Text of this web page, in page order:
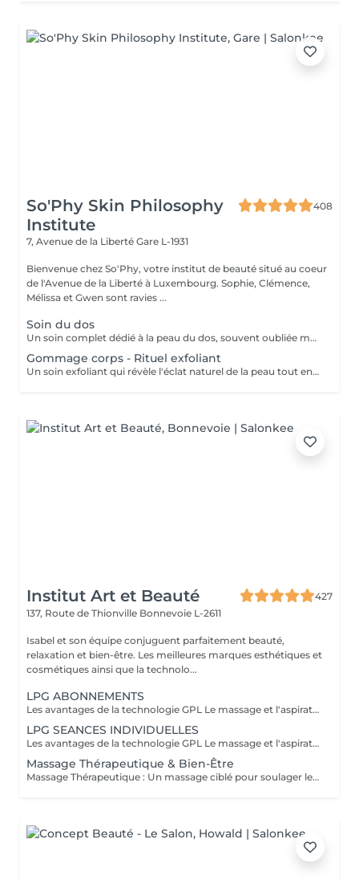
So'Phy Skin Philosophy
Institute
408
7, Avenue de la Liberté Gare L-1931
Bienvenue chez So'Phy, votre institut de beauté situé au coeur
de l'Avenue de la Liberté à Luxembourg. Sophie, Clémence,
Mélissa et Gwen sont ravies ...
Soin du dos
Un soin complet dédié à la peau du dos, souvent oubliée mais pourtant sujette aux tensions et aux imperfections. Ce soin débute par un nettoyage et une exfoliation afin de purifier la peau, affiner le grain de peau et améliorer sa texture. Selon vos besoins et la durée choisie (30 ou 60 minutes), un travail plus ciblé peut être réalisé pour désincruster la peau et rééquilibrer les zones concernées. Le soin se termine par un massage relaxant, permettant de relâcher les tensions accumulées et de procurer une sensation immédiate de bien-être. La peau est plus nette, plus douce et le dos profondément détendu. Un soin idéal pour prendre soin de cette zone souvent négligée tout en s'accordant un moment de détente.
Gommage corps - Rituel exfoliant
Un soin exfoliant qui révèle l'éclat naturel de la peau tout en offrant un véritable moment de détente. Le gommage permet d'éliminer les cellules mortes, d'affiner le grain de peau et de laisser la peau plus douce et lumineuse. Selon vos préférences, vous pouvez choisir entre un gommage au savon noir, pour une exfoliation enveloppante et purifiante, ou un gommage à grains, pour une action plus tonique et efficace. La senteur sélectionnée accompagne l'ensemble du soin et prolonge l'expérience, avec la possibilité d'ajouter une huile de massage pour un moment encore plus enveloppant. La peau est douce, lisse et délicatement parfumée, le corps détendu et l'esprit apaisé. Un soin idéal pour préparer la peau, la sublimer ou simplement s'offrir un moment pour soi.
Institut Art et Beauté
427
137, Route de Thionville Bonnevoie L-2611
Isabel et son équipe conjuguent parfaitement beauté,
relaxation et bien-être. Les meilleures marques esthétiques et
cosmétiques ainsi que la technolo...
LPG ABONNEMENTS
Les avantages de la technologie GPL Le massage et l'aspiration combinés du LPG Cellu M6 Medical offrent des solutions minceur, anti-âge et thérapeutiques 100% naturelles à travers des massages indolores qui réactivent naturellement les mécanismes cellulaires, apportant divers bienfaits adaptés à vos besoins spécifiques. Avantages esthétiques : Réduit la cellulite, la peau d'orange disparaissant progressivement pour redonner à la peau son aspect lisse et ferme. Harmonise la silhouette. Raffermit et améliore l'apparence de la peau. Diminue l'apparence des cicatrices, des greffes et des brûlures. Bienfaits thérapeutiques : Améliore la circulation lymphatique et sanguine. Favorise la récupération postopératoire. Génère un effet relaxant. Réduit les douleurs musculaires. Soulage les jambes lourdes et les chevilles gonflées. Prépare à l'effort physique. Facilite la récupération après l'effort : courbatures, etc. Traite les affections liées au sport : tendinites, blessures musculaires, etc. Procure détente et relaxation musculaire. Praticiens formés : Carla Lisete Marie Francesca Prenez soin de votre corps et de votre beauté dès aujourd'hui : avec la technologie LPG pour préparer votre peau et votre corps aux années à venir
LPG SEANCES INDIVIDUELLES
Les avantages de la technologie GPL Le massage et l'aspiration combinés du LPG Cellu M6 Medical offrent des solutions minceur, anti-âge et thérapeutiques 100% naturelles à travers des massages indolores qui réactivent naturellement les mécanismes cellulaires, apportant divers bienfaits adaptés à vos besoins spécifiques. Avantages esthétiques : Réduit la cellulite, la peau d'orange disparaissant progressivement pour redonner à la peau son aspect lisse et ferme. Harmonise la silhouette. Raffermit et améliore l'apparence de la peau. Diminue l'apparence des cicatrices, des greffes et des brûlures. Bienfaits thérapeutiques : Améliore la circulation lymphatique et sanguine. Favorise la récupération postopératoire. Génère un effet relaxant. Réduit les douleurs musculaires. Soulage les jambes lourdes et les chevilles gonflées. Prépare à l'effort physique. Facilite la récupération après l'effort : courbatures, etc. Traite les affections liées au sport : tendinites, blessures musculaires, etc. Procure détente et relaxation musculaire. Praticiens formés : Carla Lisete Carla Marie Francesca Prenez soin de votre corps et de votre beauté dès aujourd'hui : avec la technologie LPG pour préparer votre peau et votre corps aux années à venir
Massage Thérapeutique & Bien-Être
Massage Thérapeutique : Un massage ciblé pour soulager les tensions musculaires, réduire le stress, et rééquilibrer votre corps. Soulagement des Douleurs Musculaires : Les techniques de massage ciblent les zones de tension pour libérer les nuds musculaires et améliorer la flexibilité. Réduction du Stress : Les massages aident à abaisser les niveaux de cortisol, l'hormone du stress, ce qui favorise la détente et une meilleure gestion du stress. Amélioration du Bien-être Général : Ils stimulent la circulation sanguine, renforcent le système immunitaire, et contribuent à un meilleur sommeil, ce qui mène à une vie plus équilibrée. Au-delà du physique, ces massages favorisent une sensation de paix intérieure et de clarté mentale. Praticiennes Qualifiées : Experts dans diverses techniques de massage. Traitements Personnalisés : Séances adaptées à vos besoins spécifiques. Ambiance Apaisante : Un environnement relaxant. Une nouvelle manière de prendre soin de vous.